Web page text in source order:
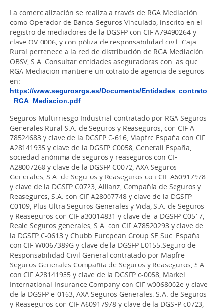
La comercialización se realiza a través de RGA Mediación
como Operador de Banca-Seguros Vinculado, inscrito en el
registro de mediadores de la DGSFP con CIF A79490264 y
clave OV-0006, y con póliza de responsabilidad civil. Caja
Rural pertenece a la red de distribución de RGA Mediación
OBSV, S.A. Consultar entidades aseguradoras con las que
RGA Mediacion mantiene un cotrato de agencia de seguros
en:
https://www.segurosrga.es/Documents/Entidades_contrato
_RGA_Mediacion.pdf
Seguros Multirriesgo Industrial contratado por RGA Seguros
Generales Rural S.A. de Seguros y Reaseguros, con CIF A-
78524683 y clave de la DGSFP C-616, Mapfre España con CIF
A28141935 y clave de la DGSFP C0058, Generali España,
sociedad anónima de seguros y reaseguros con CIF
A28007268 y clave de la DGSFP C0072, AXA Seguros
Generales, S.A. de Seguros y Reaseguros con CIF A60917978
y clave de la DGSFP C0723, Allianz, Compañía de Seguros y
Reaseguros, S.A. con CIF A28007748 y clave de la DGSFP
C0109, Plus Ultra Seguros Generales y Vida, S.A. de Seguros
y Reaseguros con CIF a30014831 y clave de la DGSFP C0517,
Reale Seguros generales, S.A. con CIF A78520293 y clave de
la DGSFP C-0613 y Chubb European Group SE Suc. España
con CIF W0067389G y clave de la DGSFP E0155.Seguro de
Responsabilidad Civil General contratado por Mapfre
Seguros Generales Compañía de Seguros y Reaseguros, S.A.
con CIF A28141935 y clave de la DGSFP c-0058, Markel
International Insurance Company con CIF w0068002e y clave
de la DGSFP e-0163, AXA Seguros Generales, S.A. de Seguros
y Reaseguros con CIF A60917978 y clave de la DGSFP c0723,